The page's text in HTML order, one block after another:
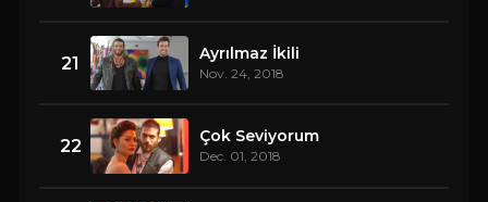
21 Ayrılmaz İkili
Nov. 24, 2018
22 Çok Seviyorum
Dec. 01, 2018